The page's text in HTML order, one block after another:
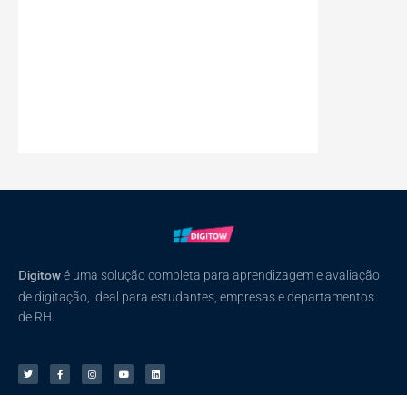
Digitowé uma solução completa para aprendizagem e avaliação
de digitação, ideal para estudantes, empresas e departamentos
de RH.